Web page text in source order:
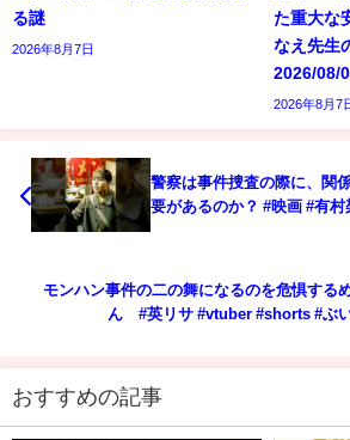
る謎
2026年8月7日
た重大な
なえ先生
2026/08/
2026年8月7
警察は事件捜査の際に、関
要があるのか？ #映画 #有
モンハン事件の二の舞になるのを危惧する
ん #英リサ #vtuber #shorts #
おすすめの記事